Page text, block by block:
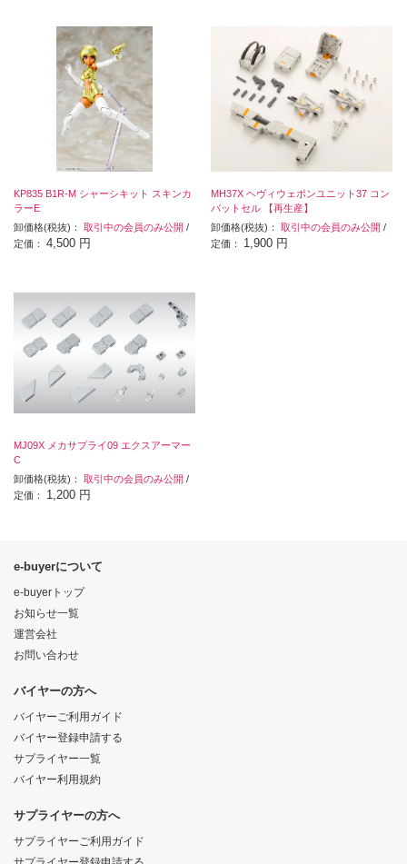
KP835 B1R-M シャーシキット スキンカ
ラーE
卸価格(税抜)： 取引中の会員のみ公開 /
定価： 4,500 円
MH37X ヘヴィウェポンユニット37 コン
バットセル 【再生産】
卸価格(税抜)：取引中の会員のみ公開 /
定価： 1,900 円
MJ09X メカサプライ09 エクスアーマー
C
卸価格(税抜)： 取引中の会員のみ公開 /
定価： 1,200 円
e-buyerについて
e-buyerトップ
お知らせ一覧
運営会社
お問い合わせ
バイヤーの方へ
バイヤーご利用ガイド
バイヤー登録申請する
サプライヤー一覧
バイヤー利用規約
サプライヤーの方へ
サプライヤーご利用ガイド
サプライヤー登録申請する